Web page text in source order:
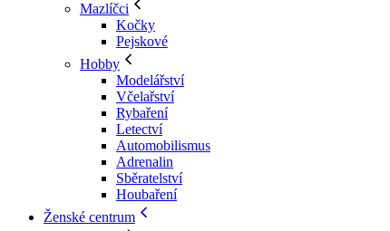
Mazlíčci
Kočky
Pejskové
Hobby
Modelářství
Včelařství
Rybaření
Letectví
Automobilismus
Adrenalin
Sběratelství
Houbaření
Ženské centrum